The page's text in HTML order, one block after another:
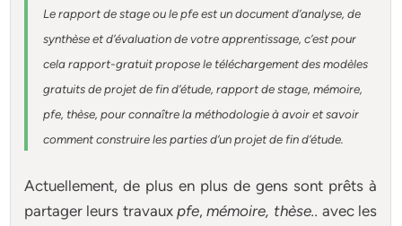
Le rapport de stage ou le pfe est un document d’analyse, de
synthèse et d’évaluation de votre apprentissage, c’est pour
cela rapport-gratuitpropose le téléchargement des modèles
gratuits de projet de fin d’étude, rapport de stage, mémoire,
pfe, thèse, pour connaître la méthodologie à avoir et savoir
comment construire les parties d’un projet de fin d’étude
Actuellement, de plus en plus de gens sont prêts à
partager leurs travauxpfe,mémoire, thèse.. avec les